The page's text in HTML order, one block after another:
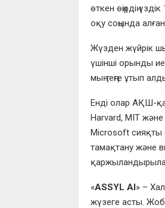
өткен өңірдің
оқу соңында
Жүзден жүйрік
үшінші орынды
мың теңге ұтып
Енді олар АҚШ-қа
Harvard, MIT
Microsoft сияқты
тамақтану және
«ASSYL AI» –
жүзеге асты.